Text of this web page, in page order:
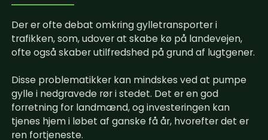
Der er ofte debat omkring gylletransporter i
trafikken, som, udover at skabe kø på landevejen,
ofte også skaber utilfredshed på grund af lugtgener.
Disse problematikker kan mindskes ved at pumpe
gylle i nedgravede rør i stedet. Det er en god
forretning for landmænd, og investeringen kan
tjenes hjem i løbet af ganske få år, hvorefter det er
ren fortjeneste.